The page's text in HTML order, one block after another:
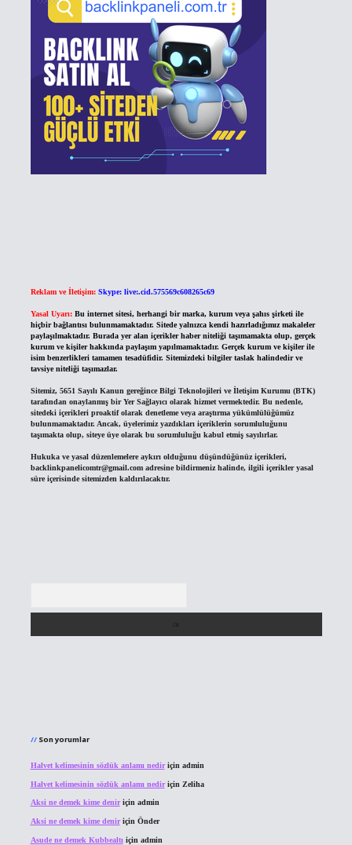
Reklam ve İletişim: Skype: live:.cid.575569c608265c69
Yasal Uyarı: Bu internet sitesi, herhangi bir marka, kurum veya şahıs şirketi ile
hiçbir bağlantısı bulunmamaktadır. Sitede yalnızca kendi hazırladığımız makaleler
paylaşılmaktadır. Burada yer alan içerikler haber niteliği taşımamakta olup, gerçek
kurum ve kişiler hakkında paylaşım yapılmamaktadır. Gerçek kurum ve kişiler ile
isim benzerlikleri tamamen tesadüfidir. Sitemizdeki bilgiler taslak halindedir ve
tavsiye niteliği taşımazlar.
Sitemiz, 5651 Sayılı Kanun gereğince Bilgi Teknolojileri ve İletişim Kurumu (BTK)
tarafından onaylanmış bir Yer Sağlayıcı olarak hizmet vermektedir. Bu nedenle,
sitedeki içerikleri proaktif olarak denetleme veya araştırma yükümlülüğümüz
bulunmamaktadır. Ancak, üyelerimiz yazdıkları içeriklerin sorumluluğunu
taşımakta olup, siteye üye olarak bu sorumluluğu kabul etmiş sayılırlar.
Hukuka ve yasal düzenlemelere aykırı olduğunu düşündüğünüz içerikleri,
backlinkpanelicomtr@gmail.comadresine bildirmeniz halinde, ilgili içerikler yasal
süre içerisinde sitemizden kaldırılacaktır.
Son yorumlar
Halvet kelimesinin sözlük anlamı nediriçin admin
Halvet kelimesinin sözlük anlamı nediriçin Zeliha
Aksi ne demek kime deniriçin admin
Aksi ne demek kime deniriçin Önder
Asude ne demek Kubbealtı için admin